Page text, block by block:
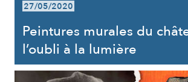
27/05/2020
Peintures murales du
l’oubli à la lumière